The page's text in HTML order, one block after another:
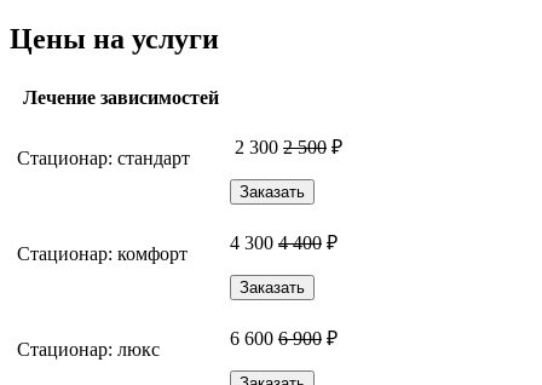
Цены на услуги
Лечение зависимостей
Стационар: стандарт
2 300 2 500 ₽
Заказать
Стационар: комфорт
4 300 4 400 ₽
Заказать
Стационар: люкс
6 600 6 900 ₽